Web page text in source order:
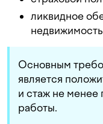
ликвидное
недвижимость
Основным
является
и стаж не менее
работы.